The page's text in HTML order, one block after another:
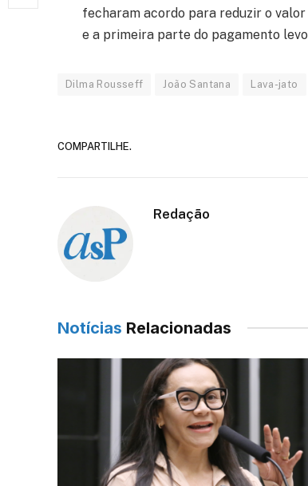
fecharam acordo para reduzir o
e a primeira parte do pagamento
Dilma Rousseff João Santana Lava-jato
COMPARTILHE.
Redação
Notícias Relacionadas